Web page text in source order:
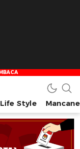
Life Style